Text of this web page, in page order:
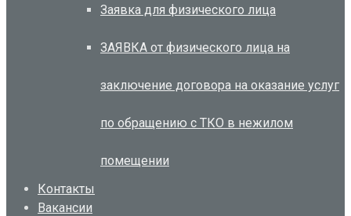
Заявка для физического лица
ЗАЯВКА от физического лица на
заключение договора на оказание услуг
по обращению с ТКО в нежилом
помещении
Контакты
Вакансии